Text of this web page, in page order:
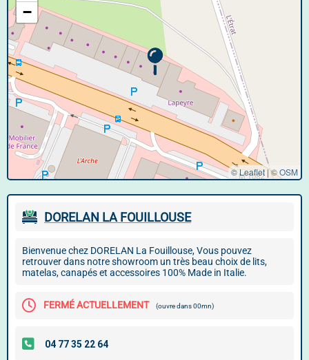
−
© Leaflet|©OSM
DORELAN LA FOUILLOUSE
Bienvenue chez DORELAN La Fouillouse, Vous pouvez
retrouver dans notre showroom un très beau choix de lits,
matelas, canapés et accessoires 100% Made in Italie.
FERMÉ ACTUELLEMENT (ouvre dans 00mn)